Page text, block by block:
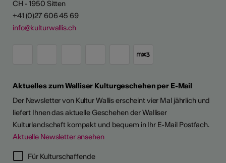
CH - 1950 Sitten
+41 (0)27 606 45 69
info@kulturwallis.ch
Aktuelles zum Walliser Kulturgeschehen per E-Mail
Der Newsletter von Kultur Wallis erscheint vier Mal jährlich und
liefert Ihnen das aktuelle Geschehen der Walliser
Kulturlandschaft kompakt und bequem in Ihr E-Mail Postfach.
Aktuelle Newsletter ansehen
Für Kulturschaffende